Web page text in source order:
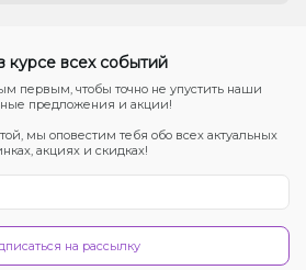
курсе всех событий
первым, чтобы точно не упустить наши
предложения и акции!
мы оповестим тебя обо всех актуальных
акциях и скидках!
на рассылку